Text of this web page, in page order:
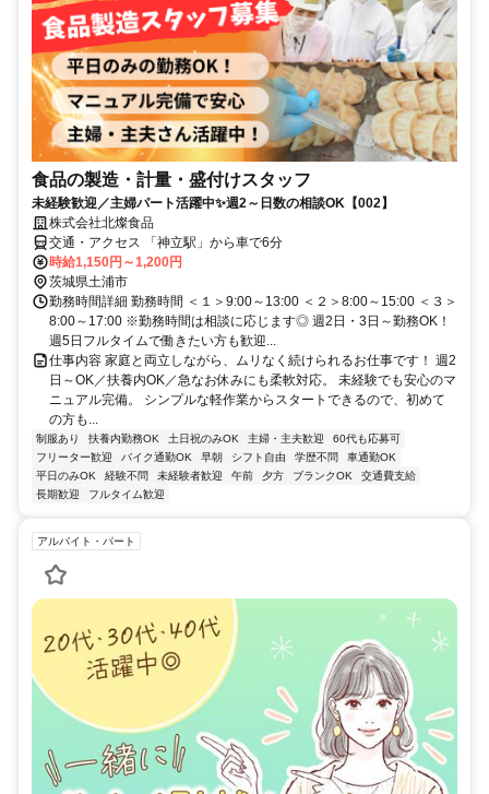
食品の製造・計量・盛付けスタッフ
未経験歓迎／主婦パート活躍中✨週2～日数の相談OK【002】
株式会社北燦食品
交通・アクセス 「神立駅」から車で6分
時給1,150円～1,200円
茨城県土浦市
勤務時間詳細 勤務時間 ＜１＞9:00～13:00 ＜２＞8:00～15:00 ＜３＞
8:00～17:00 ※勤務時間は相談に応じます◎ 週2日・3日～勤務OK！
週5日フルタイムで働きたい方も歓迎...
仕事内容 家庭と両立しながら、ムリなく続けられるお仕事です！ 週2
日～OK／扶養内OK／急なお休みにも柔軟対応。 未経験でも安心のマ
ニュアル完備。 シンプルな軽作業からスタートできるので、初めて
の方も...
制服あり 扶養内勤務OK 土日祝のみOK 主婦・主夫歓迎
60代も応募可
フリーター歓迎
バイク通勤OK 早朝 シフト自由 学歴不問
車通勤OK
平日のみOK
経験不問 未経験者歓迎 午前 夕方 ブランクOK
交通費支給
長期歓迎
フルタイム歓迎
アルバイト・パート